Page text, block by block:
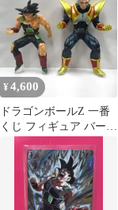
¥4,600
ドラゴンボールZ 一番
くじ フィギュア バーダ
ック スーパーベビー2